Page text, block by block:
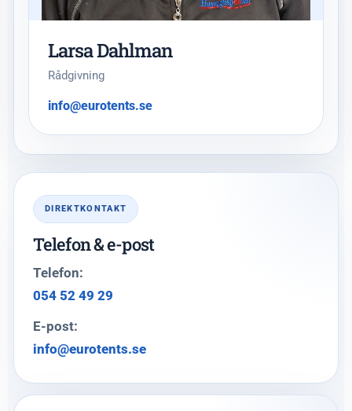
Larsa Dahlman
Rådgivning
info@eurotents.se
DIREKTKONTAKT
Telefon & e-post
Telefon:
054 52 49 29
E-post:
info@eurotents.se